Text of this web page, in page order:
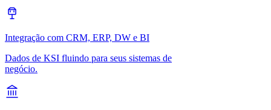
Integração com CRM, ERP, DW e BI
Dados de KSI fluindo para seus sistemas de
negócio.